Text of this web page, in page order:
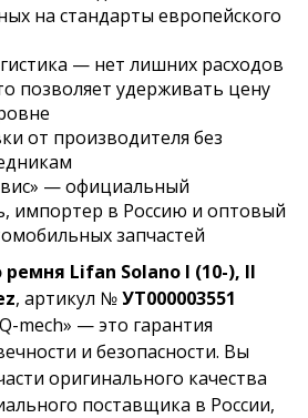
на стандарты европейского
— нет лишних расходов
позволяет удерживать цену
от производителя без
— официальный
импортер в Россию и оптовый
запчастей
Lifan Solano I (10-), II
, артикул №УТ000003551
mech» — это гарантия
и безопасности. Вы
оригинального качества
поставщика в России,